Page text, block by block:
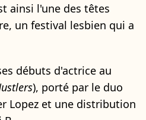
ainsi l'une des têtes
un festival lesbien qui a
débuts d'actrice au
), porté par le duo
Lopez et une distribution